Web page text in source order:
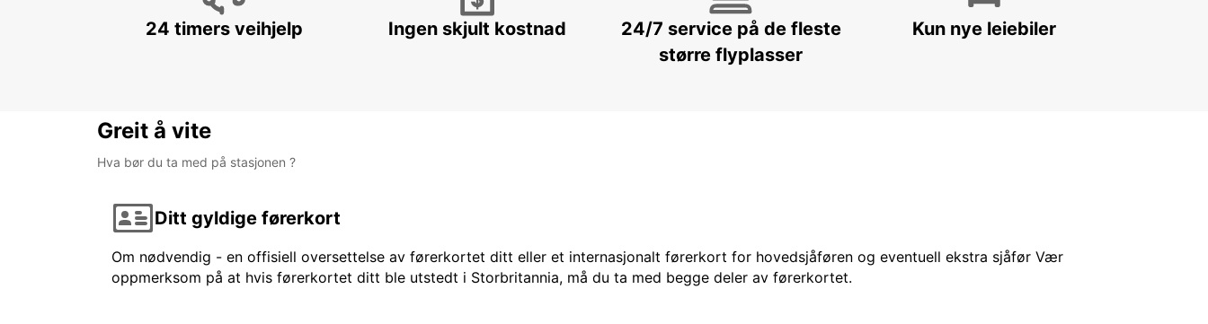
24 timers veihjelp Ingen skjult kostnad
24/7 service på de fleste
større flyplasser
Kun nye leiebiler
Greit å vite
Hva bør du ta med på stasjonen ?
Ditt gyldige førerkort
Om nødvendig - en offisiell oversettelse av førerkortet ditt eller et internasjonalt førerkort for hovedsjåføren og eventuell ekstra sjåfør Vær
oppmerksom på at hvis førerkortet ditt ble utstedt i Storbritannia, må du ta med begge deler av førerkortet.